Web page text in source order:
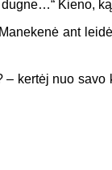
Kieno,
ant
kertėj nuo